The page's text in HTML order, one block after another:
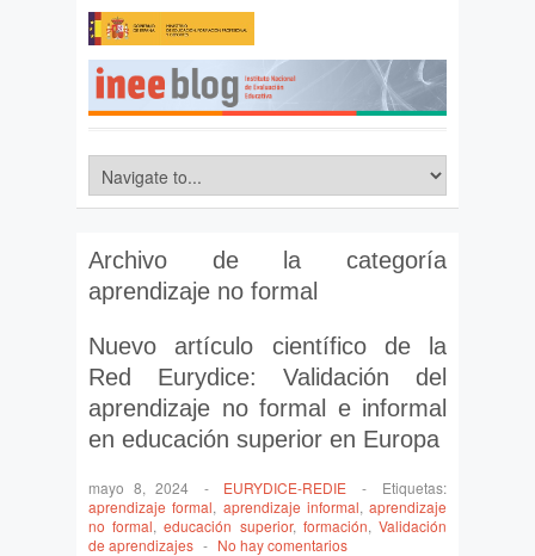
Archivo de la categoría
aprendizaje no formal
Nuevo artículo científico de la
Red Eurydice: Validación del
aprendizaje no formal e informal
en educación superior en Europa
mayo 8, 2024 - EURYDICE-REDIE -
Etiquetas:
aprendizaje formal, aprendizaje informal, aprendizaje
no formal,educación superior, formación,Validación
de aprendizajes - No hay comentarios